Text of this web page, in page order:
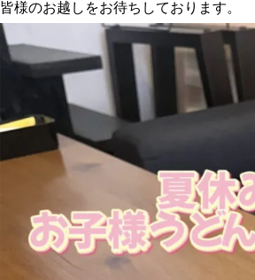
皆様のお越しをお待ちしております。